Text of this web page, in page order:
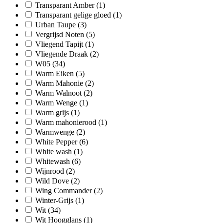
Transparant Amber(1)
Transparant gelige gloed (1)
Urban Taupe (3)
Vergrijsd Noten (5)
Vliegend Tapijt (1)
Vliegende Draak (2)
W05 (34)
Warm Eiken (5)
Warm Mahonie (2)
Warm Walnoot (2)
Warm Wenge (1)
Warm grijs (1)
Warm mahonierood (1)
Warmwenge (2)
White Pepper(6)
White wash (1)
Whitewash (6)
Wijnrood (2)
Wild Dove (2)
Wing Commander(2)
Winter-Grijs (1)
Wit (34)
Wit Hoogglans (1)